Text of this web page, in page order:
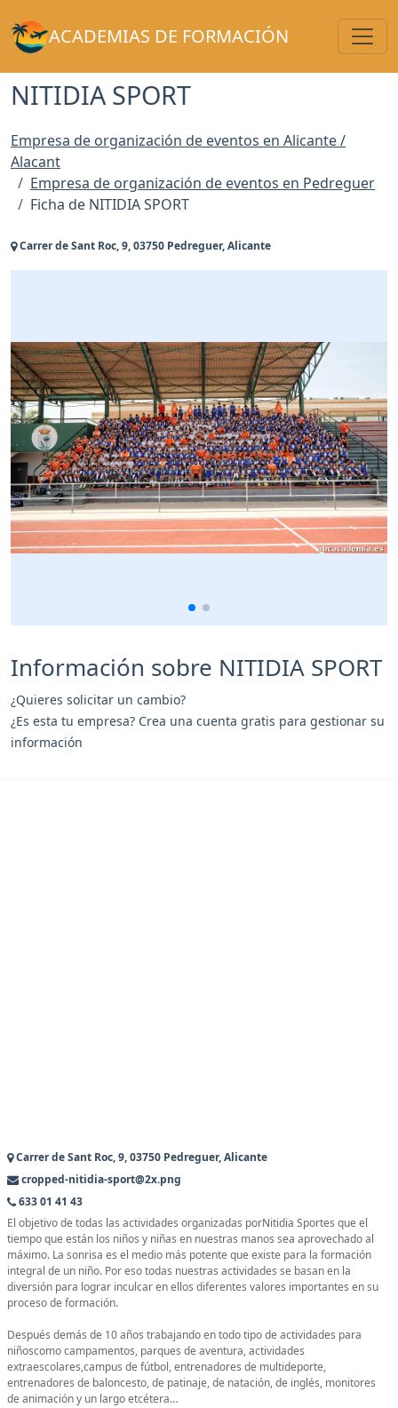
ACADEMIAS DE FORMACIÓN
NITIDIA SPORT
Empresa de organización de eventos en Alicante /
Alacant
Empresa de organización de eventos en Pedreguer
Ficha de NITIDIA SPORT
Carrer de Sant Roc, 9, 03750 Pedreguer, Alicante
Información sobre NITIDIA SPORT
¿Quieres solicitar un cambio?
¿Es esta tu empresa? Crea una cuenta gratis para gestionar su
información
Carrer de Sant Roc, 9, 03750 Pedreguer, Alicante
cropped-nitidia-sport@2x.png
633 01 41 43
El objetivo de todas las actividades organizadas porNitidia Sportes que el
tiempo que están los niños y niñas en nuestras manos sea aprovechado al
máximo. La sonrisa es el medio más potente que existe para la formación
integral de un niño. Por eso todas nuestras actividades se basan en la
diversión para lograr inculcar en ellos diferentes valores importantes en su
proceso de formación.
Después demás de 10 años trabajando en todo tipo de actividades para
niñoscomo campamentos, parques de aventura, actividades
extraescolares,campus de fútbol, entrenadores de multideporte,
entrenadores de baloncesto, de patinaje, de natación, de inglés, monitores
de animación y un largo etcétera…